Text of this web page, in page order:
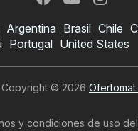
Argentina Brasil Chile
Portugal United States
Copyright © 2026
y condiciones de uso